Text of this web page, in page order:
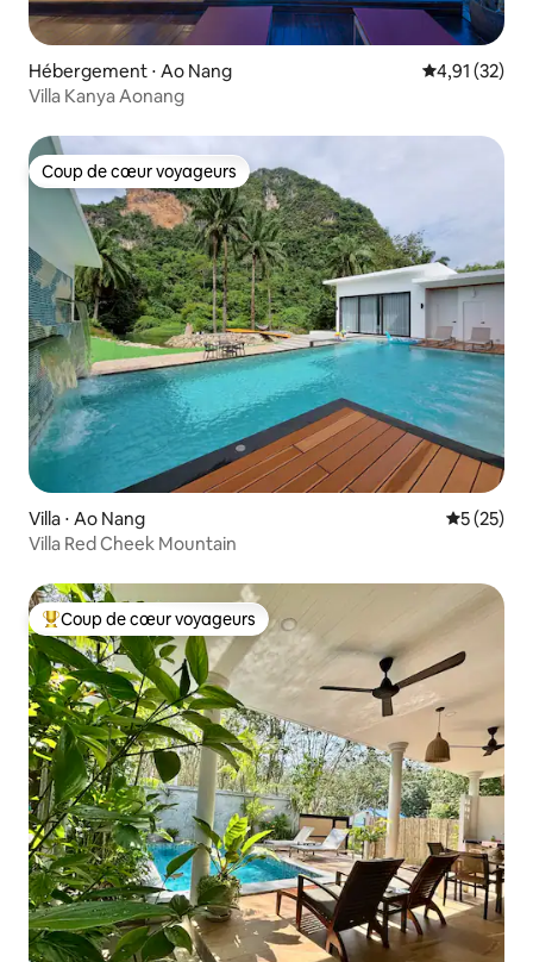
Hébergement ⋅ Ao Nang Évaluation
4,91 (32)
Villa Kanya Aonang
Coup de cœur voyageurs
Coup de cœur voyageurs
Villa ⋅ Ao Nang
5 (25)
Villa Red Cheek Mountain
Coups de cœur voyageurs les plus appréciés
Coup de cœur voyageurs